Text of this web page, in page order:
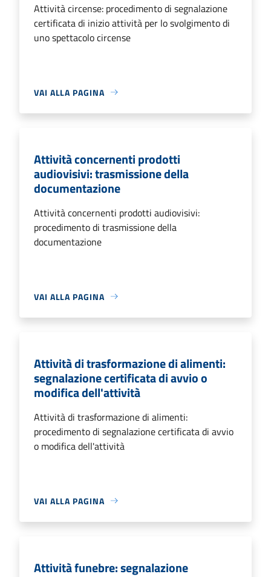
Attività circense: procedimento di segnalazione
certificata di inizio attività per lo svolgimento di
uno spettacolo circense
VAI ALLA PAGINA
Attività concernenti prodotti
audiovisivi: trasmissione della
documentazione
Attività concernenti prodotti audiovisivi:
procedimento di trasmissione della
documentazione
VAI ALLA PAGINA
Attività di trasformazione di alimenti:
segnalazione certificata di avvio o
modifica dell'attività
Attività di trasformazione di alimenti:
procedimento di segnalazione certificata di avvio
o modifica dell'attività
VAI ALLA PAGINA
Attività funebre: segnalazione